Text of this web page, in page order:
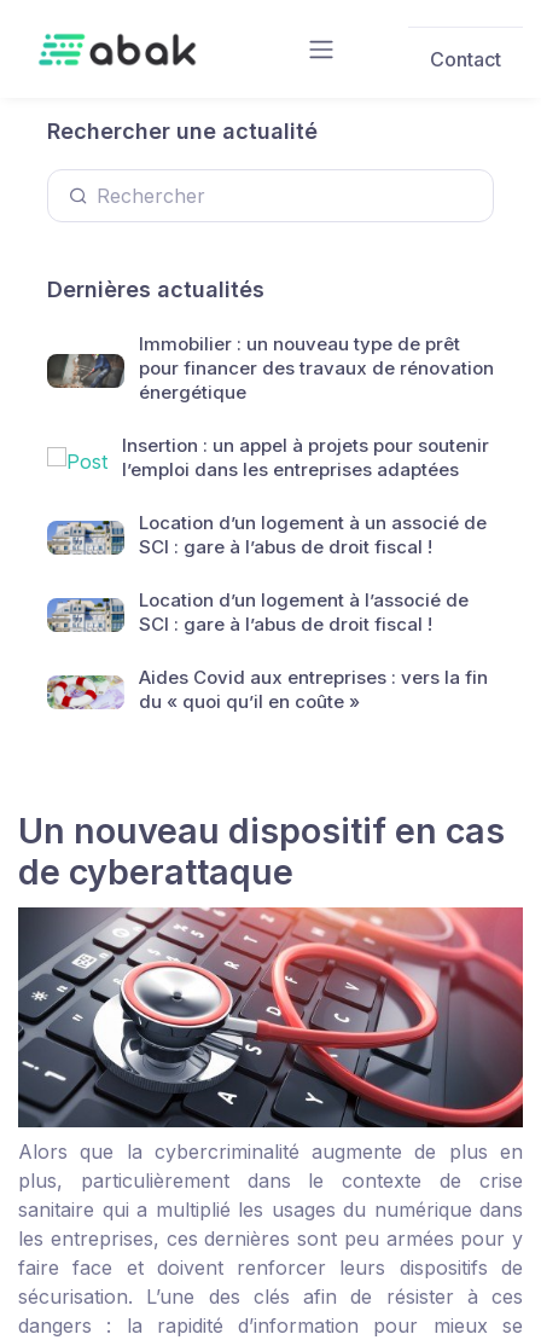
Contact
Rechercher une actualité
Dernières actualités
Immobilier : un nouveau type de prêt
pour financer des travaux de rénovation
énergétique
Insertion : un appel à projets pour soutenir
l’emploi dans les entreprises adaptées
Location d’un logement à un associé de
SCI : gare à l’abus de droit fiscal !
Location d’un logement à l’associé de
SCI : gare à l’abus de droit fiscal !
Aides Covid aux entreprises : vers la fin
du « quoi qu’il en coûte »
Un nouveau dispositif en cas
de cyberattaque
Alors que la cybercriminalité augmente de plus en
plus, particulièrement dans le contexte de crise
sanitaire qui a multiplié les usages du numérique dans
les entreprises, ces dernières sont peu armées pour y
faire face et doivent renforcer leurs dispositifs de
sécurisation. L’une des clés afin de résister à ces
dangers : la rapidité d’information pour mieux se